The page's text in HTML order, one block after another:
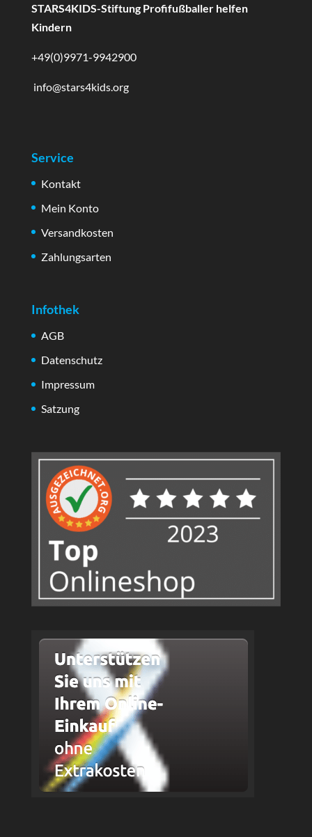
STARS4KIDS-Stiftung Profifußballer helfen
Kindern
+49(0)9971-9942900
info@stars4kids.org
Service
Kontakt
Mein Konto
Versandkosten
Zahlungsarten
Infothek
AGB
Datenschutz
Impressum
Satzung